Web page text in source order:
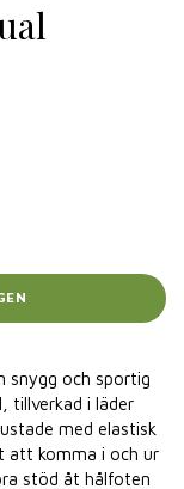
snygg och sportig
tillverkad i läder
med elastisk
att komma i och ur
stöd åt hålfoten